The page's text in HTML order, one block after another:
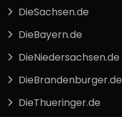
DieSachsen.de
DieBayern.de
DieNiedersachsen.de
DieBrandenburger.de
DieThueringer.de